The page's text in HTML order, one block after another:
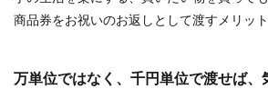
商品券をお祝いのお返しとして渡すメリット
万単位ではなく、千円単位で渡せば、